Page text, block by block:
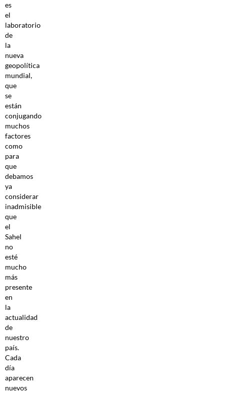
es
el
laboratorio
de
la
nueva
geopolítica
mundial,
que
se
están
conjugando
muchos
factores
como
para
que
debamos
ya
considerar
inadmisible
que
el
Sahel
no
esté
mucho
más
presente
en
la
actualidad
de
nuestro
país.
Cada
día
aparecen
nuevos